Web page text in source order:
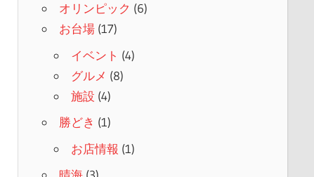
オリンピック (6)
お台場(17)
イベント (4)
グルメ (8)
施設 (4)
勝どき (1)
お店情報 (1)